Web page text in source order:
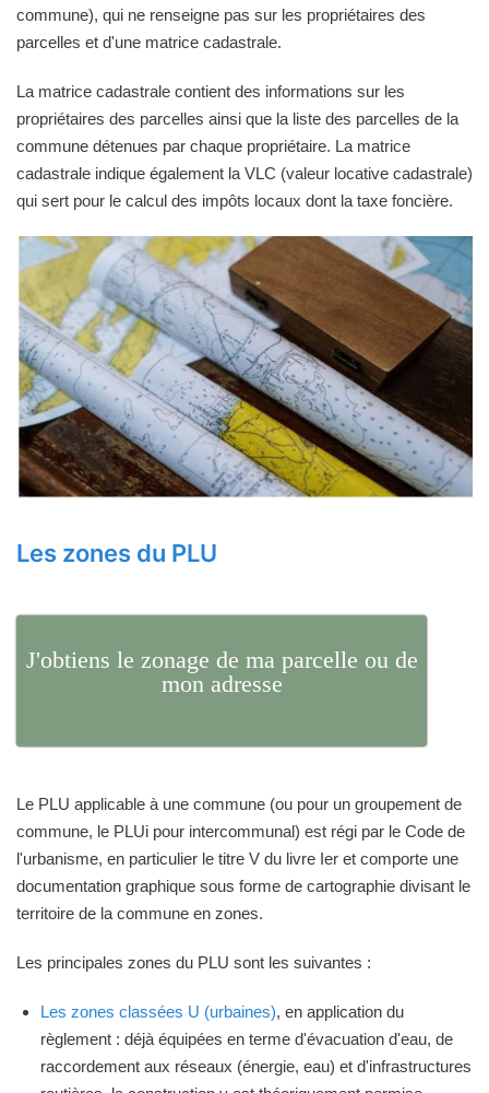
commune), qui ne renseigne pas sur les propriétaires des
parcelles et d'une matrice cadastrale.
La matrice cadastrale contient des informations sur les
propriétaires des parcelles ainsi que la liste des parcelles de la
commune détenues par chaque propriétaire. La matrice
cadastrale indique également la VLC (valeur locative cadastrale)
qui sert pour le calcul des impôts locaux dont la taxe foncière.
Les zones du PLU
J'obtiens le zonage de ma parcelle ou de
mon adresse
Le PLU applicable à une commune (ou pour un groupement de
commune, le PLUi pour intercommunal) est régi par le Code de
l'urbanisme, en particulier le titre V du livre Ier et comporte une
documentation graphique sous forme de cartographie divisant le
territoire de la commune en zones.
Les principales zones du PLU sont les suivantes :
Les zones classées U (urbaines), en application du
règlement : déjà équipées en terme d'évacuation d'eau, de
raccordement aux réseaux (énergie, eau) et d'infrastructures